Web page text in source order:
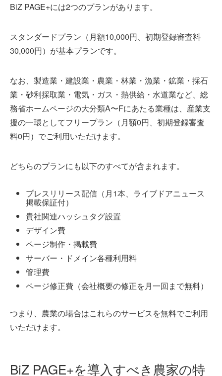
BiZ PAGE+には2つのプランがあります。
スタンダードプラン（月額10,000円、初期登録審査料
30,000円）が基本プランです。
なお、製造業・建設業・農業・林業・漁業・鉱業・採石
業・砂利採取業・電気・ガス・熱供給・水道業など、総
務省ホームページの大分類A〜Fにあたる業種は、産業支
援の一環としてフリープラン（月額0円、初期登録審査
料0円）でご利用いただけます。
どちらのプランにも以下のすべてが含まれます。
プレスリリース配信（月1本、ライブドアニュース
掲載保証付）
貴社関連ハッシュタグ設置
デザイン費
ページ制作・掲載費
サーバー・ドメイン各種利用料
管理費
ページ修正費（会社概要の修正を月一回まで無料）
つまり、農業の場合はこれらのサービスを無料でご利用
いただけます。
BiZ PAGE+を導入すべき農家の特